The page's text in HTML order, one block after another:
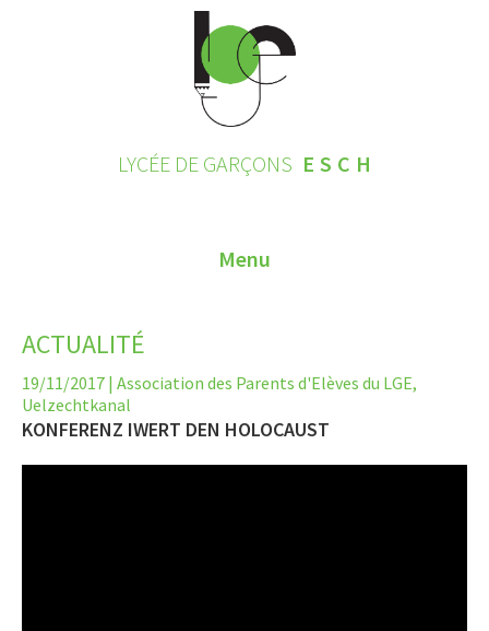
LYCÉE DE GARÇONS ESCH
Menu
CONTACT
INSCRIPTIONS 2026
LE LYCÉE
ACTUALITÉ
19/11/2017 | Association des Parents d'Elèves du LGE,
Uelzechtkanal
KONFERENZ IWERT DEN HOLOCAUST